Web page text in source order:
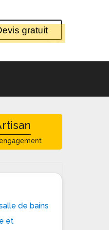
gratuit
de bains
et